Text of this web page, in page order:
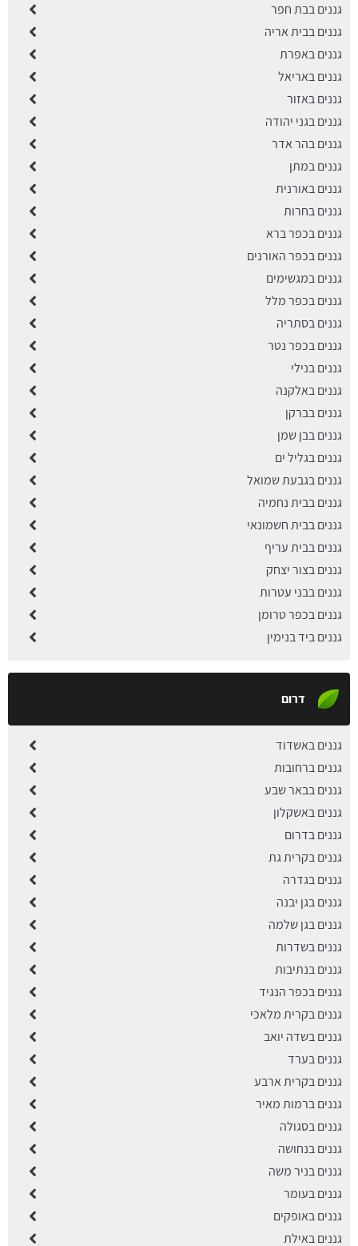
גננים בבת חפר
גננים בבית אריה
גננים באפרת
גננים באריאל
גננים באזור
גננים בגני יהודה
גננים בהר אדר
גננים במתן
גננים באורנית
גננים בחרות
גננים בכפר ברא
גננים בכפר האורנים
גננים במגשימים
גננים בכפר מלל
גננים בסתריה
גננים בכפר נטר
גננים בנילי
גננים באלקנה
גננים בברקן
גננים בבן שמן
גננים בגליל ים
גננים בגבעת שמואל
גננים בבית נחמיה
גננים בבית חשמונאי
גננים בבית עריף
גננים בצור יצחק
גננים בבני עטרות
גננים בכפר טרומן
גננים ביד בנימין
דרום
גננים באשדוד
גננים ברחובות
גננים בבאר שבע
גננים באשקלון
גננים בדרום
גננים בקרית גת
גננים בגדרה
גננים בגן יבנה
גננים בגן שלמה
גננים בשדרות
גננים בנתיבות
גננים בכפר הנגיד
גננים בקרית מלאכי
גננים בשדה יואב
גננים בערד
גננים בקרית ארבע
גננים ברמות מאיר
גננים בסגולה
גננים בנחושה
גננים בניר משה
גננים בעומר
גננים באופקים
גננים באילת